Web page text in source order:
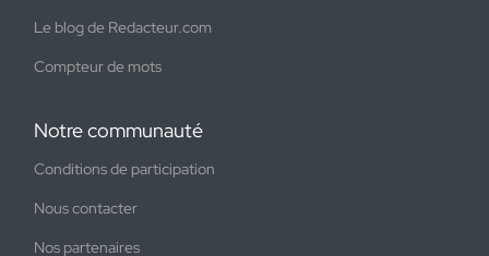
Le blog de Redacteur.com
Compteur de mots
Notre communauté
Conditions de participation
Nous contacter
Nos partenaires